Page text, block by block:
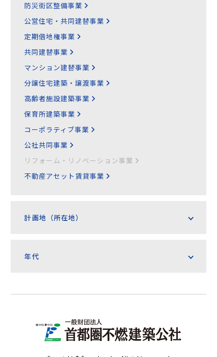
防災街区整備事業
公営住宅・共同建替事業
定期借地権事業
共同建替事業
マンション建替事業
分譲住宅建築・譲渡事業
高齢者施設建築事業
保育所建築事業
コーポラティブ事業
公社共同事業
リフォーム・リノベーション事業
不動産アセット賃貸事業
計画地（所在地）
年代